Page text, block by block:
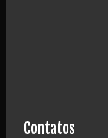
Contatos